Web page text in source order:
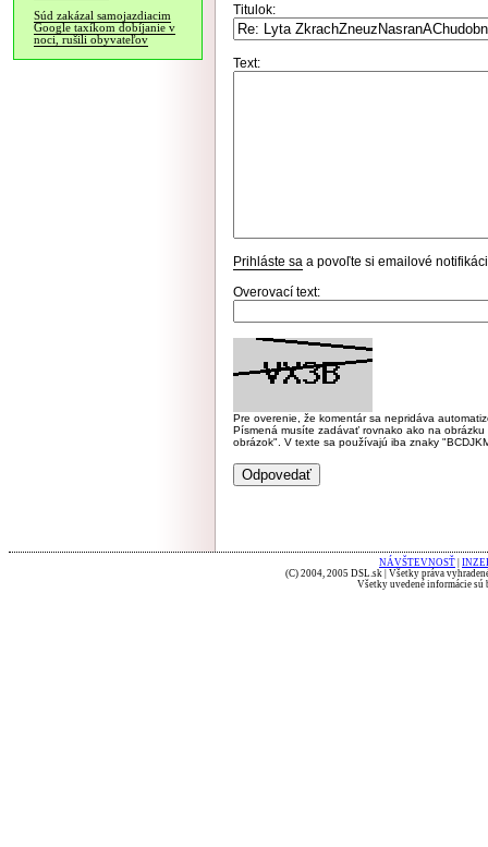
Súd zakázal samojazdiacim
Google taxíkom dobíjanie v
noci, rušili obyvateľov
Titulok:
Text:
Prihláste sa a povoľte si emailové
Overovací text:
Pre overenie, že komentár sa nepridáva
Písmená musíte zadávať rovnako ako na
obrázok". V texte sa používajú iba znaky
NÁVŠTEVNOSŤ
(C) 2004, 2005 DSL.sk | Všetky práva
Všetky uvedené informácie sú